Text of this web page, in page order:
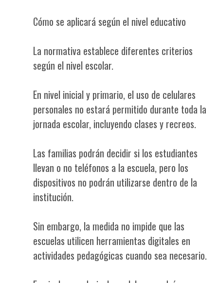
Cómo se aplicará según el nivel educativo
La normativa establece diferentes criterios
según el nivel escolar.
En nivel inicial y primario, el uso de celulares
personales no estará permitido durante toda la
jornada escolar, incluyendo clases y recreos.
Las familias podrán decidir si los estudiantes
llevan o no teléfonos a la escuela, pero los
dispositivos no podrán utilizarse dentro de la
institución.
Sin embargo, la medida no impide que las
escuelas utilicen herramientas digitales en
actividades pedagógicas cuando sea necesario.